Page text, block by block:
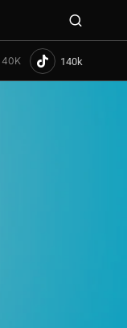
40K